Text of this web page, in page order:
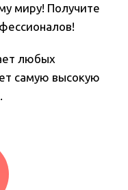
миру! Получите
любых
самую высокую